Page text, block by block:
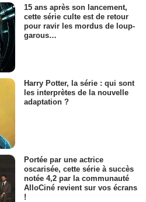
15 ans après son lancement,
cette série culte est de retour
pour ravir les mordus de loup-
garous…
Harry Potter, la série : qui sont
les interprètes de la nouvelle
adaptation ?
Portée par une actrice
oscarisée, cette série à succès
notée 4,2 par la communauté
AlloCiné revient sur vos écrans
!